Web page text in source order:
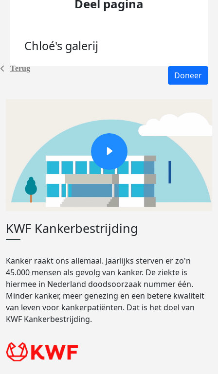
Terug
Deel pagina
Chloé's galerij
Doneer
KWF Kankerbestrijding
Kanker raakt ons allemaal. Jaarlijks sterven er zo'n
45.000 mensen als gevolg van kanker. De ziekte is
hiermee in Nederland doodsoorzaak nummer één.
Minder kanker, meer genezing en een betere kwaliteit
van leven voor kankerpatiënten. Dat is het doel van
KWF Kankerbestrijding.